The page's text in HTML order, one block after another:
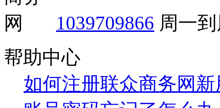
1039709866 周一
帮助中心
如何注册联众商务网